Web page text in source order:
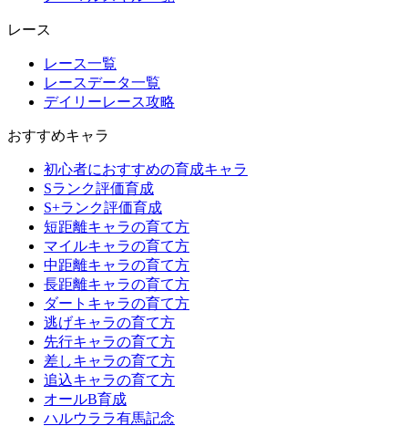
レース
レース一覧
レースデータ一覧
デイリーレース攻略
おすすめキャラ
初心者におすすめの育成キャラ
Sランク評価育成
S+ランク評価育成
短距離キャラの育て方
マイルキャラの育て方
中距離キャラの育て方
長距離キャラの育て方
ダートキャラの育て方
逃げキャラの育て方
先行キャラの育て方
差しキャラの育て方
追込キャラの育て方
オールB育成
ハルウララ有馬記念